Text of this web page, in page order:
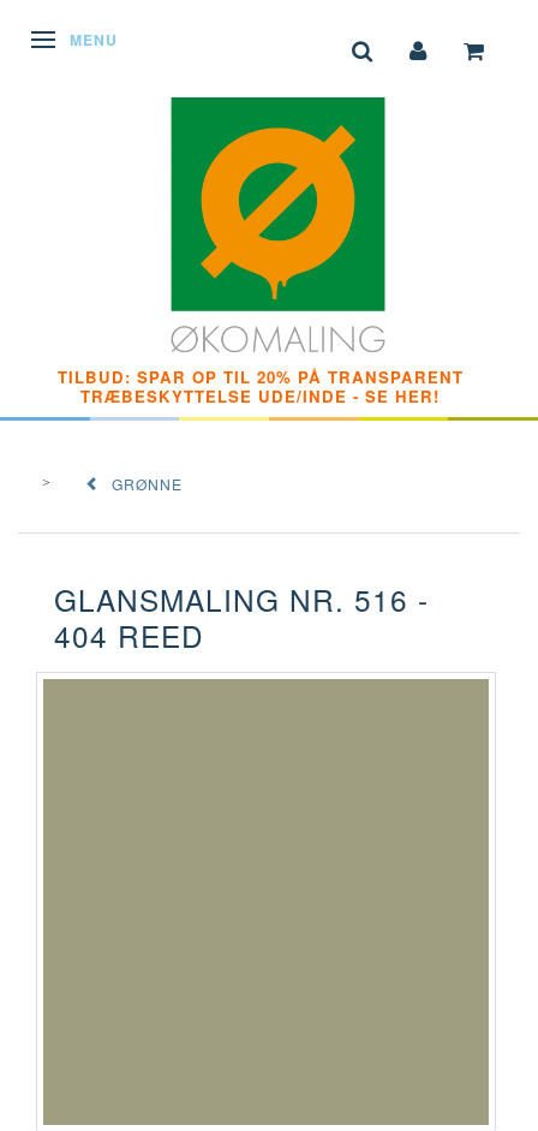
SKIFTE NAVIGATION
MENU
TILBUD: SPAR OP TIL 20% PÅ TRANSPARENT
TRÆBESKYTTELSE UDE/INDE - SE HER!
GRØNNE
GLANSMALING NR. 516 -
404 REED